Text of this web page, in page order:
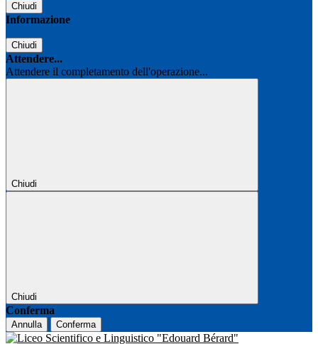
Chiudi
Informazione
Chiudi
Attendere...
Attendere il completamento dell'operazione...
Chiudi
Chiudi
Conferma
Annulla Conferma